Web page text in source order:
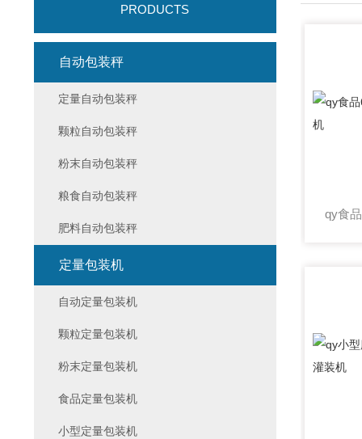
PRODUCTS
自动包装秤
定量自动包装秤
颗粒自动包装秤
粉末自动包装秤
粮食自动包装秤
肥料自动包装秤
定量包装机
自动定量包装机
颗粒定量包装机
粉末定量包装机
食品定量包装机
小型定量包装机